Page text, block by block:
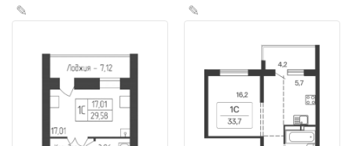
✎ ✎